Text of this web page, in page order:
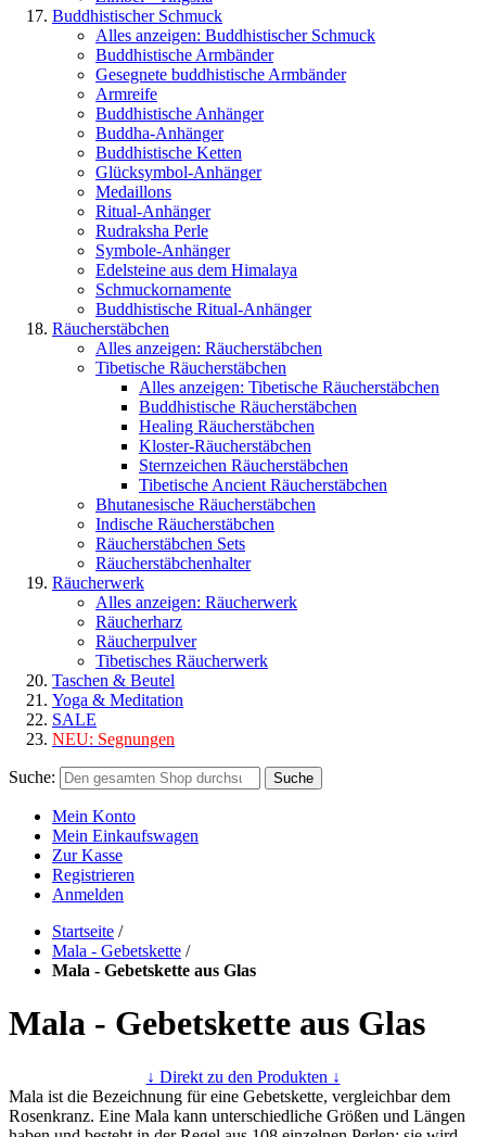
Buddhistischer Schmuck
Alles anzeigen: Buddhistischer Schmuck
Buddhistische Armbänder
Gesegnete buddhistische Armbänder
Armreife
Buddhistische Anhänger
Buddha-Anhänger
Buddhistische Ketten
Glücksymbol-Anhänger
Medaillons
Ritual-Anhänger
Rudraksha Perle
Symbole-Anhänger
Edelsteine aus dem Himalaya
Schmuckornamente
Buddhistische Ritual-Anhänger
Räucherstäbchen
Alles anzeigen: Räucherstäbchen
Tibetische Räucherstäbchen
Alles anzeigen: Tibetische Räucherstäbchen
Buddhistische Räucherstäbchen
Healing Räucherstäbchen
Kloster-Räucherstäbchen
Sternzeichen Räucherstäbchen
Tibetische Ancient Räucherstäbchen
Bhutanesische Räucherstäbchen
Indische Räucherstäbchen
Räucherstäbchen Sets
Räucherstäbchenhalter
Räucherwerk
Alles anzeigen: Räucherwerk
Räucherharz
Räucherpulver
Tibetisches Räucherwerk
Taschen & Beutel
Yoga & Meditation
SALE
NEU: Segnungen
Suche: Suche
Mein Konto
Mein Einkaufswagen
Zur Kasse
Registrieren
Anmelden
Startseite /
Mala - Gebetskette /
Mala - Gebetskette aus Glas
Mala - Gebetskette aus Glas
↓ Direkt zu den Produkten ↓
Mala ist die Bezeichnung für eine Gebetskette, vergleichbar dem
Rosenkranz. Eine Mala kann unterschiedliche Größen und Längen